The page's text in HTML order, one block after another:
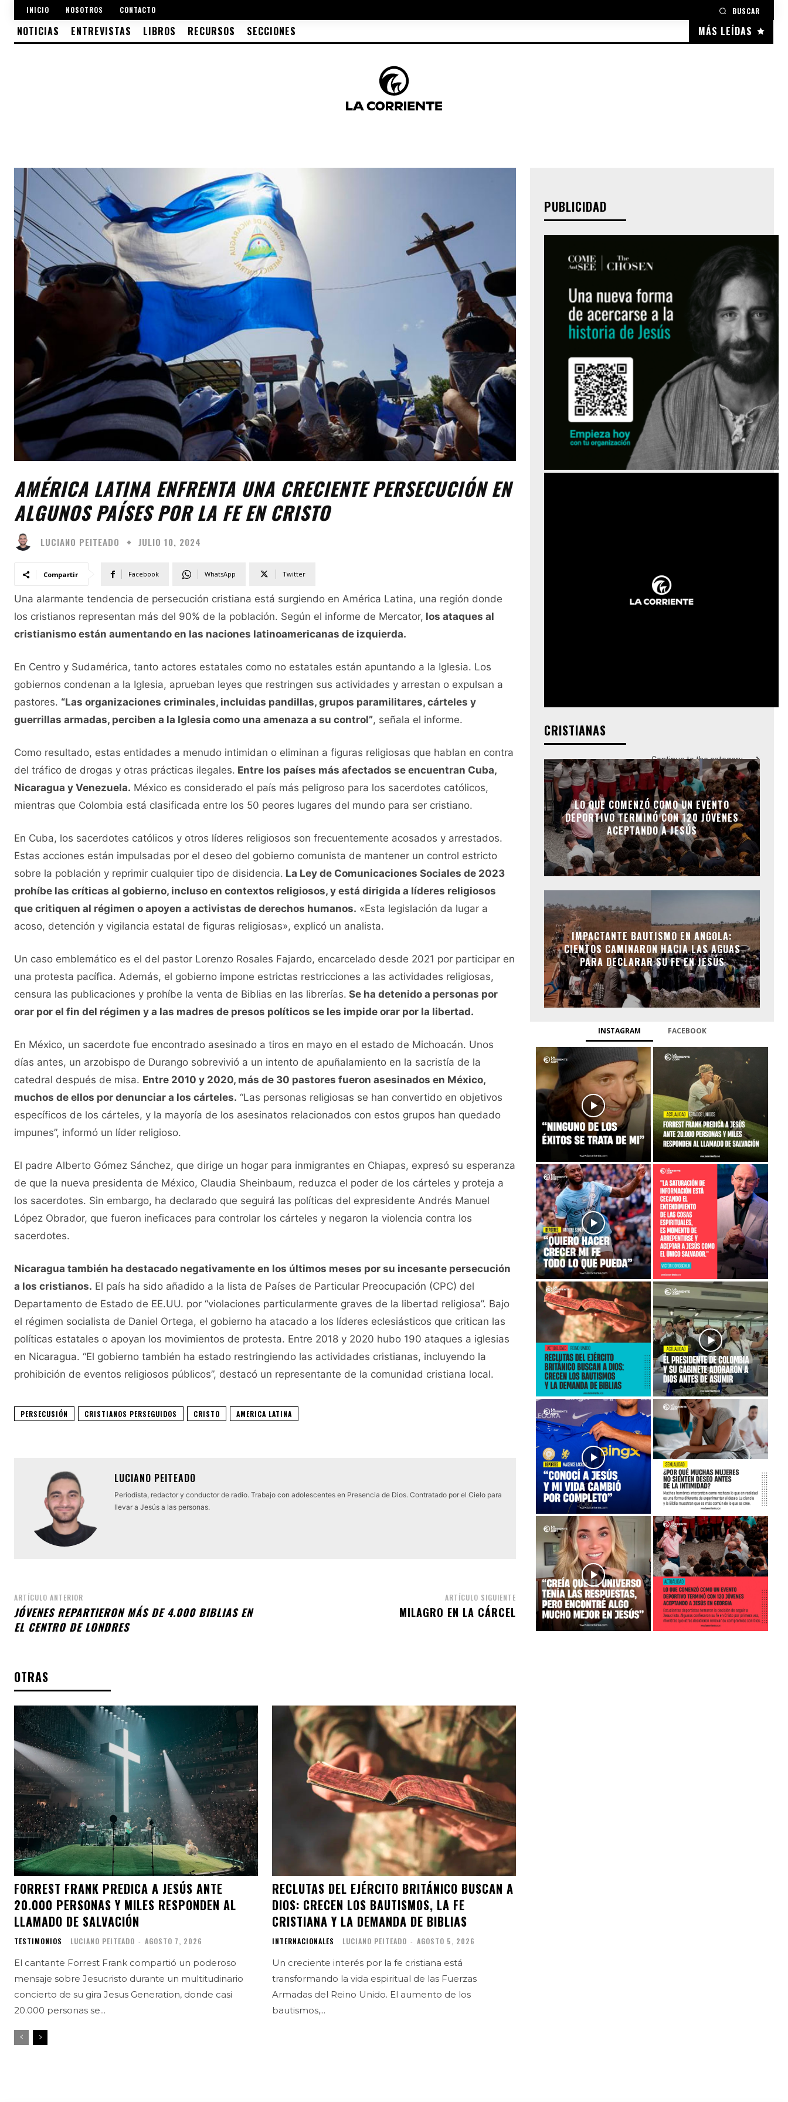
INICIO NOSOTROS CONTACTO BUSCAR
MÁS LEÍDAS
NOTICIAS ENTREVISTAS LIBROS RECURSOS SECCIONES
AMÉRICA LATINA ENFRENTA UNA CRECIENTE PERSECUCIÓN EN
ALGUNOS PAÍSES POR LA FE EN CRISTO
LUCIANO PEITEADO JULIO 10, 2024
Compartir Facebook Twitter
WhatsApp
Una alarmante tendencia de persecución cristiana está surgiendo en América Latina, una región donde
los cristianos representan más del 90% de la población. Según el informe de Mercator, los ataques al
cristianismo están aumentando en las naciones latinoamericanas de izquierda.
En Centro y Sudamérica, tanto actores estatales como no estatales están apuntando a la Iglesia. Los
gobiernos condenan a la Iglesia, aprueban leyes que restringen sus actividades y arrestan o expulsan a
pastores. “Las organizaciones criminales, incluidas pandillas, grupos paramilitares, cárteles y
guerrillas armadas, perciben a la Iglesia como una amenaza a su control”, señala el informe.
Como resultado, estas entidades a menudo intimidan o eliminan a figuras religiosas que hablan en contra
del tráfico de drogas y otras prácticas ilegales. Entre los países más afectados se encuentran Cuba,
Nicaragua y Venezuela. México es considerado el país más peligroso para los sacerdotes católicos,
mientras que Colombia está clasificada entre los 50 peores lugares del mundo para ser cristiano.
En Cuba, los sacerdotes católicos y otros líderes religiosos son frecuentemente acosados y arrestados.
Estas acciones están impulsadas por el deseo del gobierno comunista de mantener un control estricto
sobre la población y reprimir cualquier tipo de disidencia. La Ley de Comunicaciones Sociales de 2023
prohíbe las críticas al gobierno, incluso en contextos religiosos, y está dirigida a líderes religiosos
que critiquen al régimen o apoyen a activistas de derechos humanos. «Esta legislación da lugar a
acoso, detención y vigilancia estatal de figuras religiosas», explicó un analista.
Un caso emblemático es el del pastor Lorenzo Rosales Fajardo, encarcelado desde 2021 por participar en
una protesta pacífica. Además, el gobierno impone estrictas restricciones a las actividades religiosas,
censura las publicaciones y prohíbe la venta de Biblias en las librerías. Se ha detenido a personas por
orar por el fin del régimen y a las madres de presos políticos se les impide orar por la libertad.
En México, un sacerdote fue encontrado asesinado a tiros en mayo en el estado de Michoacán. Unos
días antes, un arzobispo de Durango sobrevivió a un intento de apuñalamiento en la sacristía de la
catedral después de misa. Entre 2010 y 2020, más de 30 pastores fueron asesinados en México,
muchos de ellos por denunciar a los cárteles. “Las personas religiosas se han convertido en objetivos
específicos de los cárteles, y la mayoría de los asesinatos relacionados con estos grupos han quedado
impunes”, informó un líder religioso.
El padre Alberto Gómez Sánchez, que dirige un hogar para inmigrantes en Chiapas, expresó su esperanza
de que la nueva presidenta de México, Claudia Sheinbaum, reduzca el poder de los cárteles y proteja a
los sacerdotes. Sin embargo, ha declarado que seguirá las políticas del expresidente Andrés Manuel
López Obrador, que fueron ineficaces para controlar los cárteles y negaron la violencia contra los
sacerdotes.
Nicaragua también ha destacado negativamente en los últimos meses por su incesante persecución
a los cristianos. El país ha sido añadido a la lista de Países de Particular Preocupación (CPC) del
Departamento de Estado de EE.UU. por “violaciones particularmente graves de la libertad religiosa”. Bajo
el régimen socialista de Daniel Ortega, el gobierno ha atacado a los líderes eclesiásticos que critican las
políticas estatales o apoyan los movimientos de protesta. Entre 2018 y 2020 hubo 190 ataques a iglesias
en Nicaragua. “El gobierno también ha estado restringiendo las actividades cristianas, incluyendo la
prohibición de eventos religiosos públicos”, destacó un representante de la comunidad cristiana local.
PERSECUSIÓN CRISTIANOS PERSEGUIDOS CRISTO AMERICA LATINA
LUCIANO PEITEADO
Periodista, redactor y conductor de radio. Trabajo con adolescentes en Presencia de Dios. Contratado por el Cielo para
llevar a Jesús a las personas.
ARTÍCULO ANTERIOR
JÓVENES REPARTIERON MÁS DE 4.000 BIBLIAS EN
EL CENTRO DE LONDRES
ARTÍCULO SIGUIENTE
MILAGRO EN LA CÁRCEL
OTRAS
FORREST FRANK PREDICA A JESÚS ANTE
20.000 PERSONAS Y MILES RESPONDEN AL
LLAMADO DE SALVACIÓN
TESTIMONIOS LUCIANO PEITEADO - AGOSTO 7, 2026
El cantante Forrest Frank compartió un poderoso
mensaje sobre Jesucristo durante un multitudinario
concierto de su gira Jesus Generation, donde casi
20.000 personas se...
RECLUTAS DEL EJÉRCITO BRITÁNICO BUSCAN A
DIOS: CRECEN LOS BAUTISMOS, LA FE
CRISTIANA Y LA DEMANDA DE BIBLIAS
INTERNACIONALES LUCIANO PEITEADO - AGOSTO 5, 2026
Un creciente interés por la fe cristiana está
transformando la vida espiritual de las Fuerzas
Armadas del Reino Unido. El aumento de los
bautismos,...
PUBLICIDAD
CRISTIANAS
Continue to the category
LO QUE COMENZÓ COMO UN EVENTO
DEPORTIVO TERMINÓ CON 120 JÓVENES
ACEPTANDO A JESÚS
IMPACTANTE BAUTISMO EN ANGOLA:
CIENTOS CAMINARON HACIA LAS AGUAS
PARA DECLARAR SU FE EN JESÚS
INSTAGRAM FACEBOOK